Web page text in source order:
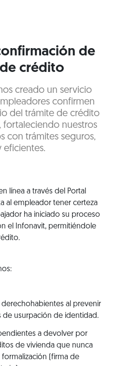
de
crédito
creado un servicio
confirmen
del trámite de crédito
fortaleciendo nuestros
con trámites seguros,
eficientes.
línea a través del Portal
al empleador tener certeza
ha iniciado su proceso
el Infonavit, permitiéndole
al prevenir
de usurpación de identidad.
a devolver por
de vivienda que nunca
(firma de